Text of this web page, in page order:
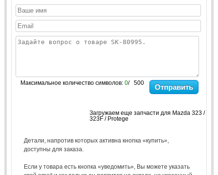
Максимальное количество символов: 0/ 500 Отправить
Загружаем еще запчасти для Mazda 323 /
323F / Protege
Детали, напротив которых активна кнопка «купить»,
доступны для заказа.
Если у товара есть кнопка «уведомить», Вы можете указать